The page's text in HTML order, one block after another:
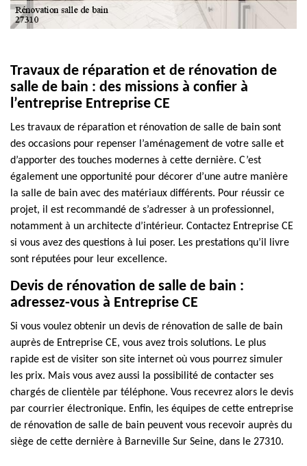
Travaux de réparation et de rénovation de
salle de bain : des missions à confier à
l’entreprise Entreprise CE
Les travaux de réparation et rénovation de salle de bain sont
des occasions pour repenser l’aménagement de votre salle et
d’apporter des touches modernes à cette dernière. C’est
également une opportunité pour décorer d’une autre manière
la salle de bain avec des matériaux différents. Pour réussir ce
projet, il est recommandé de s’adresser à un professionnel,
notamment à un architecte d’intérieur. Contactez Entreprise CE
si vous avez des questions à lui poser. Les prestations qu’il livre
sont réputées pour leur excellence.
Devis de rénovation de salle de bain :
adressez-vous à Entreprise CE
Si vous voulez obtenir un devis de rénovation de salle de bain
auprès de Entreprise CE, vous avez trois solutions. Le plus
rapide est de visiter son site internet où vous pourrez simuler
les prix. Mais vous avez aussi la possibilité de contacter ses
chargés de clientèle par téléphone. Vous recevrez alors le devis
par courrier électronique. Enfin, les équipes de cette entreprise
de rénovation de salle de bain peuvent vous recevoir auprès du
siège de cette dernière à Barneville Sur Seine, dans le 27310.